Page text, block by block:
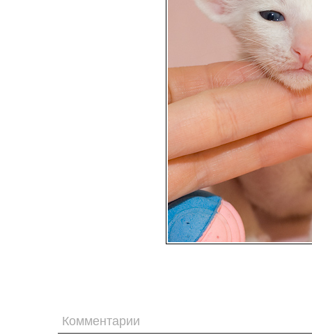
Комментарии